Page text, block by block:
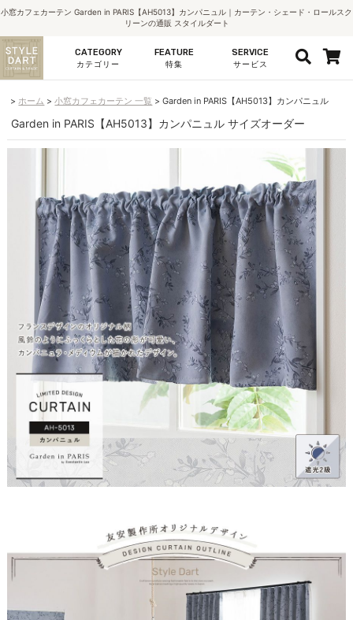
小窓カフェカーテン Garden in PARIS【AH5013】カンパニュル｜カーテン・シェード・ロールスク
リーンの通販 スタイルダート
CATEGORY
カテゴリー
FEATURE
特集
SERVICE
サービス
ホーム 小窓カフェカーテン 一覧 Garden in PARIS【AH5013】カンパニュル
Garden in PARIS【AH5013】カンパニュル サイズオーダー